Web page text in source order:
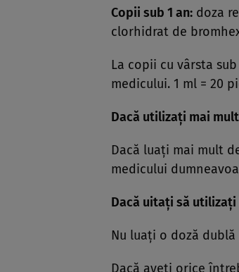
Copii sub 1 an: doza
clorhidrat de
La copii cu vârsta
medicului. 1 ml = 20
Dacă utilizaţi mai
Dacă luaţi mai mult
medicului
Dacă uitaţi să utilizaţi
Nu luaţi o doză
Dacă aveţi orice